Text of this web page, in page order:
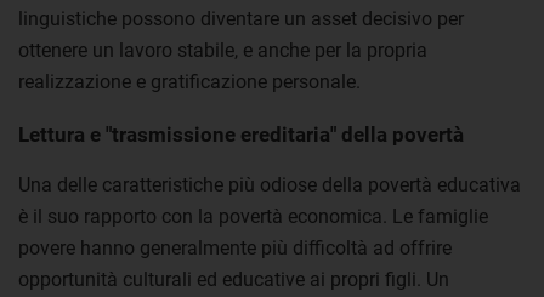
linguistiche possono diventare un asset decisivo per
ottenere un lavoro stabile, e anche per la propria
realizzazione e gratificazione personale.
Lettura e "trasmissione ereditaria" della povertà
Una delle caratteristiche più odiose della povertà educativa
è il suo rapporto con la povertà economica. Le famiglie
povere hanno generalmente più difficoltà ad offrire
opportunità culturali ed educative ai propri figli. Un